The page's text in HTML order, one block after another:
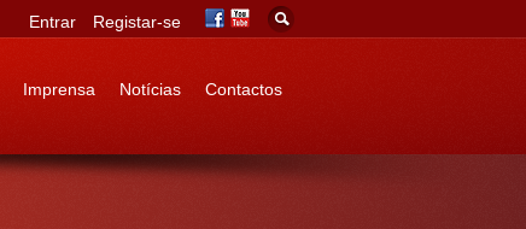
Imprensa Notícias Contactos
Entrar Registar-se